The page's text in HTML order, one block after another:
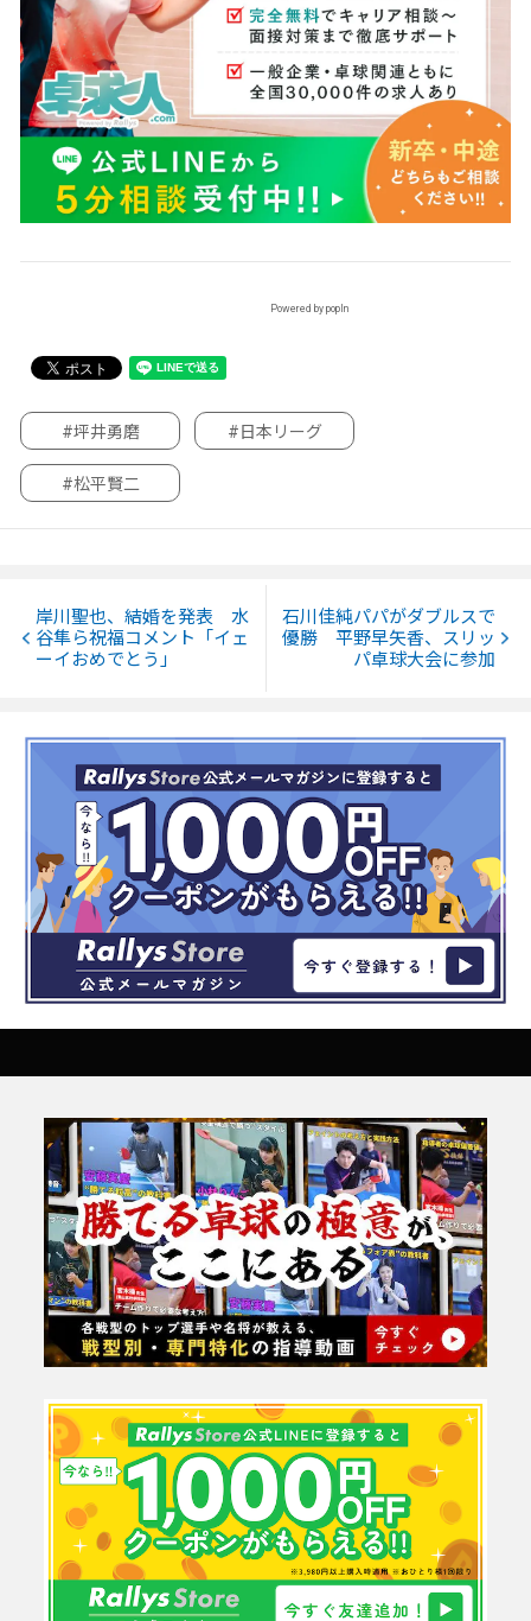
Powered by popIn
#坪井勇磨 #日本リーグ
#松平賢二
岸川聖也、結婚を発表 水
谷隼ら祝福コメント「イェ
ーイおめでとう」
石川佳純パパがダブルスで
優勝 平野早矢香、スリッ
パ卓球大会に参加